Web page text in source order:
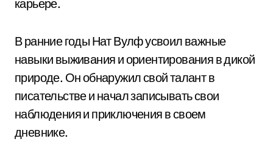
карьере.
В ранние годы Нат Вулф усвоил важные
навыки выживания и ориентирования в дикой
природе. Он обнаружил свой талант в
писательстве и начал записывать свои
наблюдения и приключения в своем
дневнике.